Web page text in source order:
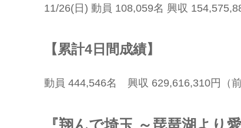
11/26(日) 動員 108,059名 興収
【累計4日間成績】
動員 444,546名 興収 629,616,310円（前
『翔んで埼玉 ～琵琶湖より